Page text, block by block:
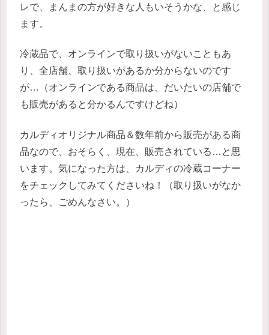
レで、まんまの方が好きな人もいそうかな、と感じ
ます。
冷蔵品で、オンラインで取り扱いがないこともあ
り、全店舗、取り扱いがあるか分からないのです
が…（オンラインである商品は、だいたいの店舗で
も販売があると分かるんですけどね）
カルディオリジナル商品＆数年前から販売がある商
品なので、おそらく、現在、販売されている…と思
います。気になった方は、カルディの冷蔵コーナー
をチェックしてみてくださいね！（取り扱いがなか
ったら、ごめんなさい。）